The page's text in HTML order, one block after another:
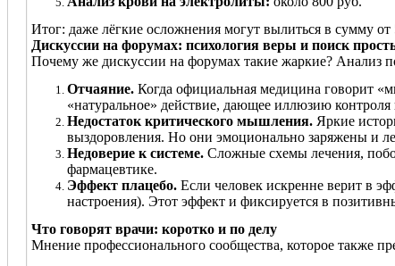
Итог: даже лёгкие осложнения могут вылиться в сумму
Дискуссии на форумах: психология веры и поиск
Почему же дискуссии на форумах такие жаркие? Анализ
Отчаяние. Когда официальная медицина говорит
«натуральное» действие, дающее иллюзию контроля
Недостаток критического мышления. Яркие
выздоровления. Но они эмоционально заряжены и
Недоверие к системе. Сложные схемы лечения,
фармацевтике.
Эффект плацебо. Если человек искренне верит в
настроения). Этот эффект и фиксируется в
Что говорят врачи: коротко и по делу
Мнение профессионального сообщества, которое также